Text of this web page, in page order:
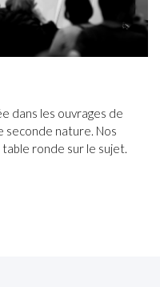
dans les ouvrages de
seconde nature. Nos
ronde sur le sujet.